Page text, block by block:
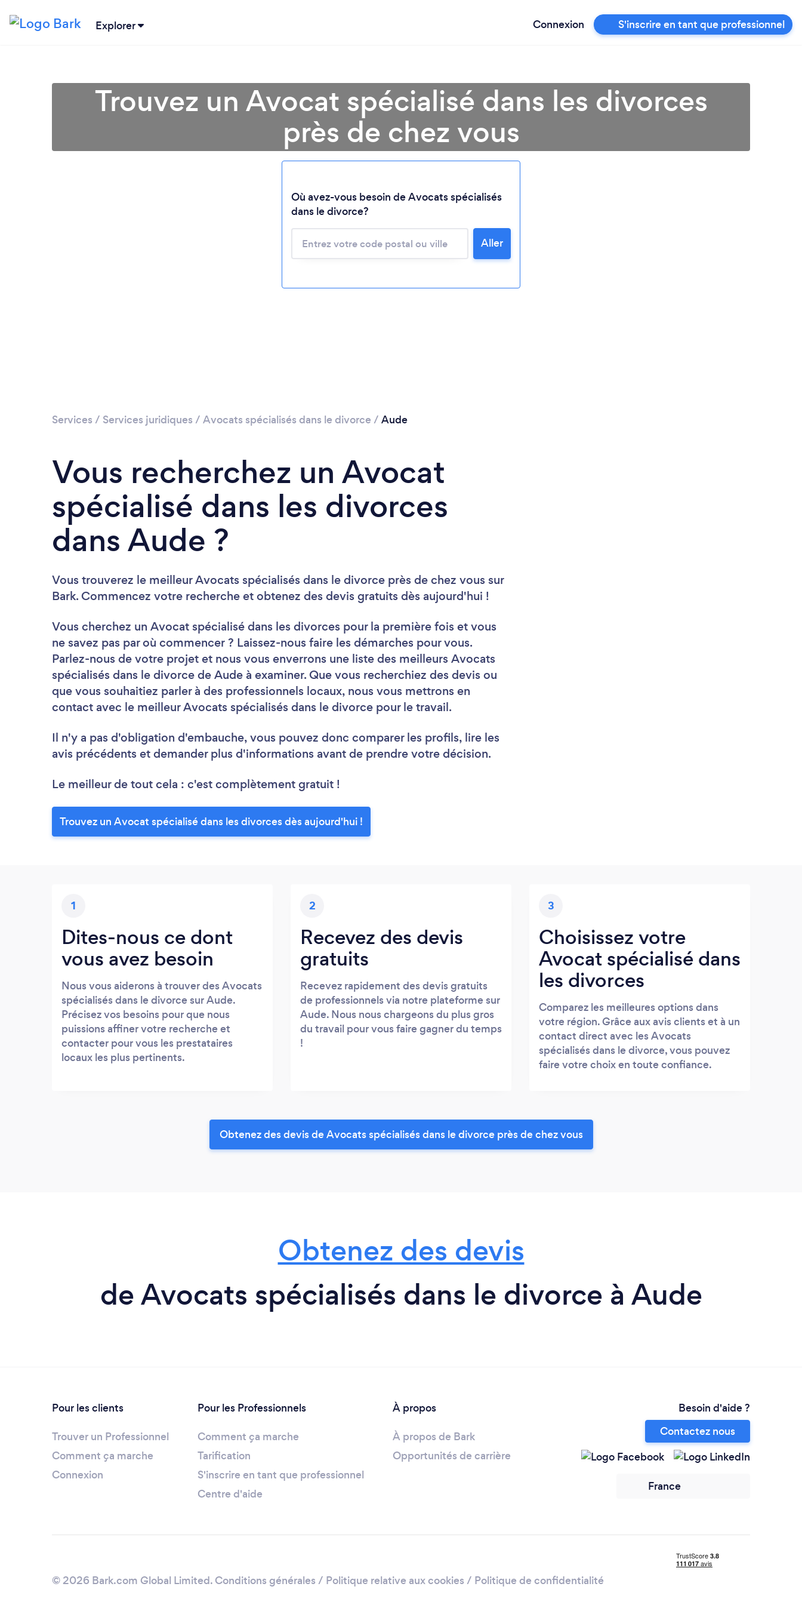
Explorer Connexion S'inscrire en tant que professionnel
Chargement...
Veuillez patienter...
Trouvez un Avocat spécialisé dans les divorces
près de chez vous
Où avez-vous besoin de Avocats spécialisés
dans le divorce?
Aller
Services / Services juridiques / Avocats spécialisés dans le divorce / Aude
Vous recherchez un Avocat
spécialisé dans les divorces
dans Aude ?
Vous trouverez le meilleur Avocats spécialisés dans le divorce près de chez vous sur
Bark. Commencez votre recherche et obtenez des devis gratuits dès aujourd'hui !
Vous cherchez un Avocat spécialisé dans les divorces pour la première fois et vous
ne savez pas par où commencer ? Laissez-nous faire les démarches pour vous.
Parlez-nous de votre projet et nous vous enverrons une liste des meilleurs Avocats
spécialisés dans le divorce de Aude à examiner. Que vous recherchiez des devis ou
que vous souhaitiez parler à des professionnels locaux, nous vous mettrons en
contact avec le meilleur Avocats spécialisés dans le divorce pour le travail.
Il n'y a pas d'obligation d'embauche, vous pouvez donc comparer les profils, lire les
avis précédents et demander plus d'informations avant de prendre votre décision.
Le meilleur de tout cela : c'est complètement gratuit !
Trouvez un Avocat spécialisé dans les divorces dès aujourd'hui !
1
Dites-nous ce dont
vous avez besoin
Nous vous aiderons à trouver des Avocats
spécialisés dans le divorce sur Aude.
Précisez vos besoins pour que nous
puissions affiner votre recherche et
contacter pour vous les prestataires
locaux les plus pertinents.
2
Recevez des devis
gratuits
Recevez rapidement des devis gratuits
de professionnels via notre plateforme sur
Aude. Nous nous chargeons du plus gros
du travail pour vous faire gagner du temps
!
3
Choisissez votre
Avocat spécialisé dans
les divorces
Comparez les meilleures options dans
votre région. Grâce aux avis clients et à un
contact direct avec les Avocats
spécialisés dans le divorce, vous pouvez
faire votre choix en toute confiance.
Obtenez des devis de Avocats spécialisés dans le divorce près de chez vous
Obtenez des devis
de Avocats spécialisés dans le divorce à Aude
Pour les clients
Trouver un Professionnel
Comment ça marche
Connexion
Pour les Professionnels
Comment ça marche
Tarification
S'inscrire en tant que professionnel
Centre d'aide
À propos
À propos de Bark
Opportunités de carrière
Besoin d'aide ?
Contactez nous
France
© 2026 Bark.com Global Limited. Conditions générales / Politique relative aux cookies / Politique de confidentialité